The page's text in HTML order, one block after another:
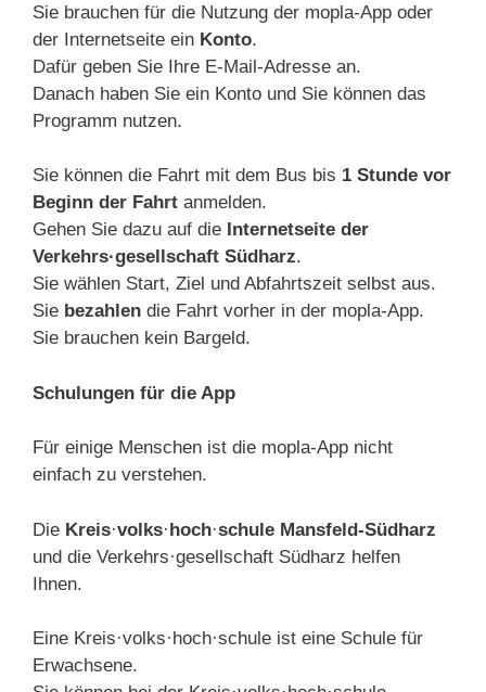
Sie brauchen für die Nutzung der mopla-App oder
der Internetseite ein Konto.
Dafür geben Sie Ihre E-Mail-Adresse an.
Danach haben Sie ein Konto und Sie können das
Programm nutzen.
Sie können die Fahrt mit dem Bus bis 1 Stunde vor
Beginn der Fahrt anmelden.
Gehen Sie dazu auf die Internetseite der
Verkehrs·gesellschaft Südharz.
Sie wählen Start, Ziel und Abfahrtszeit selbst aus.
Sie bezahlen die Fahrt vorher in der mopla-App.
Sie brauchen kein Bargeld.
Schulungen für die App
Für einige Menschen ist die mopla-App nicht
einfach zu verstehen.
Die Kreis·volks·hoch·schule Mansfeld-Südharz
und die Verkehrs·gesellschaft Südharz helfen
Ihnen.
Eine Kreis·volks·hoch·schule ist eine Schule für
Erwachsene.